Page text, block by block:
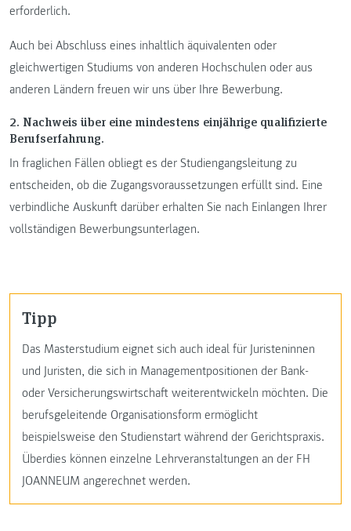
erforderlich.
Auch bei Abschluss eines inhaltlich äquivalenten oder
gleichwertigen Studiums von anderen Hochschulen oder aus
anderen Ländern freuen wir uns über Ihre Bewerbung.
2. Nachweis über eine mindestens einjährige qualifizierte
Berufserfahrung.
In fraglichen Fällen obliegt es der Studiengangsleitung zu
entscheiden, ob die Zugangsvoraussetzungen erfüllt sind. Eine
verbindliche Auskunft darüber erhalten Sie nach Einlangen Ihrer
vollständigen Bewerbungsunterlagen.
Tipp
Das Masterstudium eignet sich auch ideal für Juristeninnen
und Juristen, die sich in Managementpositionen der Bank-
oder Versicherungswirtschaft weiterentwickeln möchten. Die
berufsgeleitende Organisationsform ermöglicht
beispielsweise den Studienstart während der Gerichtspraxis.
Überdies können einzelne Lehrveranstaltungen an der FH
JOANNEUM angerechnet werden.